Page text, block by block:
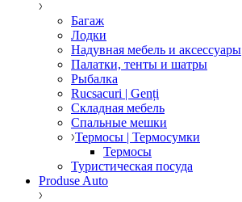
Багаж
Лодки
Надувная мебель и аксессуары
Палатки, тенты и шатры
Рыбалка
Rucsacuri | Genți
Складная мебель
Спальные мешки
Термосы | Термосумки
Термосы
Туристическая посуда
Produse Auto